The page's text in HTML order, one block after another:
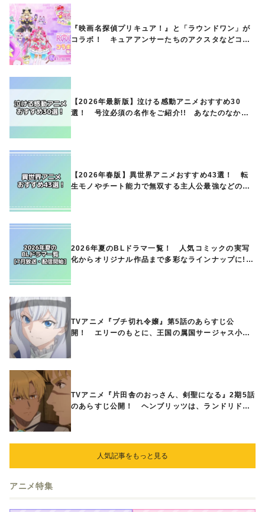
『映画名探偵プリキュア！』と「ラウンドワン」が
コラボ！ キュアアンサーたちのアクスタなどコラ
【2026年最新版】泣ける感動アニメおすすめ30
選！ 号泣必須の名作をご紹介!! あなたのなかの
【2026年春版】異世界アニメおすすめ43選！ 転
生モノやチート能力で無双する主人公最強などの人
2026年夏のBLドラマ一覧！ 人気コミックの実写
化からオリジナル作品まで多彩なラインナップに!!
TVアニメ『ブチ切れ令嬢』第5話のあらすじ公
開！ エリーのもとに、王国の属国サージャス小王
TVアニメ『片田舎のおっさん、剣聖になる』2期5話
のあらすじ公開！ ヘンブリッツは、ランドリドに
人気記事をもっと見る
アニメ特集